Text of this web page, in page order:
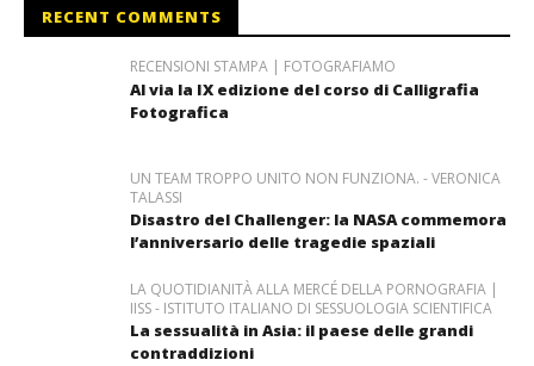
RECENT COMMENTS
RECENSIONI STAMPA | FOTOGRAFIAMO
Al via la IX edizione del corso di Calligrafia
Fotografica
UN TEAM TROPPO UNITO NON FUNZIONA. - VERONICA
TALASSI
Disastro del Challenger: la NASA commemora
l’anniversario delle tragedie spaziali
LA QUOTIDIANITÀ ALLA MERCÉ DELLA PORNOGRAFIA |
IISS - ISTITUTO ITALIANO DI SESSUOLOGIA SCIENTIFICA
La sessualità in Asia: il paese delle grandi
contraddizioni